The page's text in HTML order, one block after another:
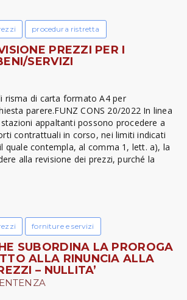
procedura ristretta
PREZZI PER I
SERVIZI
risma di carta formato A4 per
parere.FUNZ CONS 20/2022 In linea
appaltanti possono procedere a
contrattuali in corso, nei limiti indicati
quale contempla, al comma 1, lett. a), la
alla revisione dei prezzi, purché la
forniture e servizi
SUBORDINA LA PROROGA
ALLA RINUNCIA ALLA
– NULLITA’